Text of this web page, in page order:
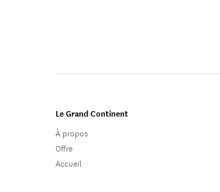
Le Grand Continent
À propos
Offre
Accueil